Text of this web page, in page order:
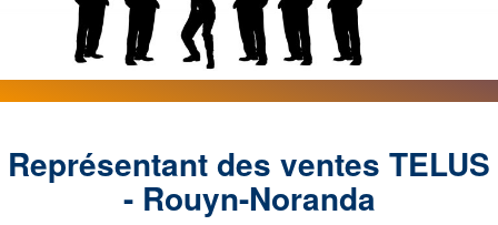
Représentant des ventes TELUS
- Rouyn-Noranda